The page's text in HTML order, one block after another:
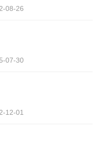
08-26
07-30
12-01